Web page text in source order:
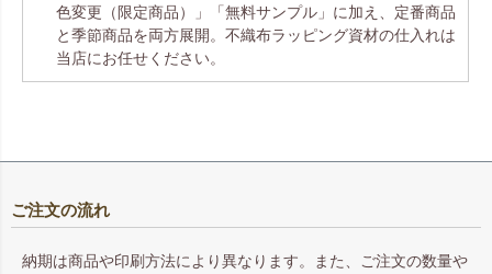
色変更（限定商品）」「無料サンプル」に加え、定番商品
と季節商品を両方展開。不織布ラッピング資材の仕入れは
当店にお任せください。
ご注文の流れ
納期は商品や印刷方法により異なります。また、ご注文の数量や